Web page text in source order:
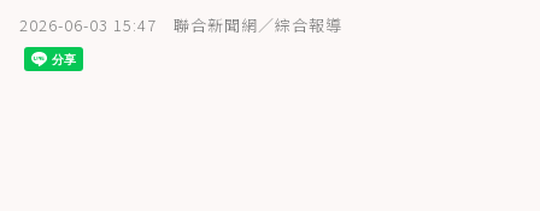
2026-06-03 15:47 聯合新聞網／綜合報導